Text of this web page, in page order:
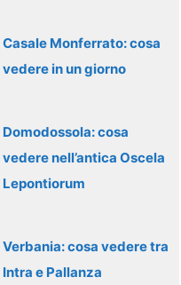
Casale Monferrato: cosa
vedere in un giorno
Domodossola: cosa
vedere nell’antica Oscela
Lepontiorum
Verbania: cosa vedere tra
Intra e Pallanza